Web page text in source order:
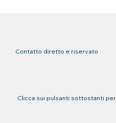
Contatto diretto e riservato
Clicca sui pulsanti sottostanti